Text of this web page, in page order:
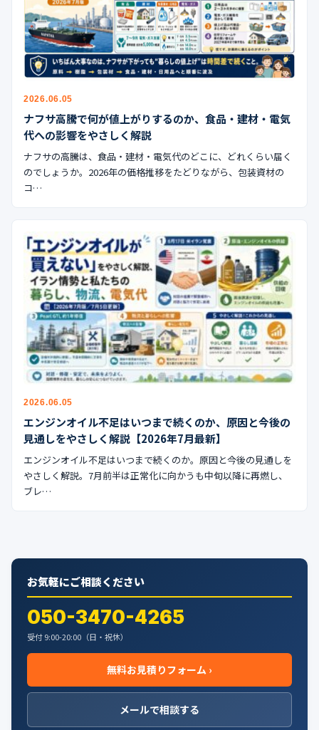
2026.06.05
ナフサ高騰で何が値上がりするのか、食品・建材・電気
代への影響をやさしく解説
ナフサの高騰は、食品・建材・電気代のどこに、どれくらい届く
のでしょうか。2026年の価格推移をたどりながら、包装資材の
コ…
2026.06.05
エンジンオイル不足はいつまで続くのか、原因と今後の
見通しをやさしく解説【2026年7月最新】
エンジンオイル不足はいつまで続くのか。原因と今後の見通しを
やさしく解説。7月前半は正常化に向かうも中旬以降に再燃し、
ブレ…
お気軽にご相談ください
050-3470-4265
受付 9:00-20:00（日・祝休）
無料お見積りフォーム ›
メールで相談する